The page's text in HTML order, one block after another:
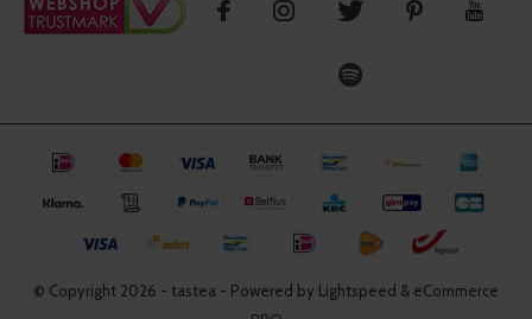
© Copyright 2026 - tastea - Powered by Lightspeed & eCommerce